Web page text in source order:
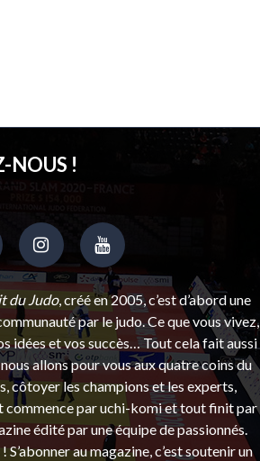
NOUS !
du Judo, créé en 2005, c’est d’abord une
par le judo. Ce que vous vivez,
idées et vos succès… Tout cela fait aussi
allons pour vous aux quatre coins du
côtoyer les champions et les experts,
commence par uchi-komi et tout finit par
édité par une équipe de passionnés.
au magazine, c’est soutenir un